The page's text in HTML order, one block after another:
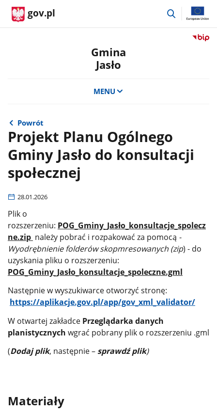
gov.pl
przejdź
Przejdź
Gmina
Jasło
MENU
Powrót
Projekt Planu Ogólnego
Gminy Jasło do konsultacji
społecznej
28.01.2026
Plik o
rozszerzeniu: POG_Gminy_Jasło_konsultacje_spolecz
ne.zip należy pobrać i rozpakować za pomocą -
Wyodrębnienie folderów skopmresowanych (zip) - do
uzyskania pliku o rozszerzeniu:
POG_Gminy_Jasło_konsultacje_spoleczne.gml
Następnie w wyszukiwarce otworzyć stronę:
https://aplikacje.gov.pl/app/gov_xml_validator/
W otwartej zakładce Przeglądarka danych
planistycznych wgrać pobrany plik o rozszerzeniu .gml
(Dodaj plik, następnie – sprawdź plik)
Materiały